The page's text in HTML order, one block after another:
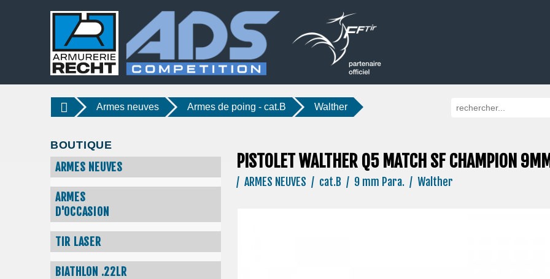
Armes neuves Armes de poing - cat.B Walther
BOUTIQUE
ARMES NEUVES
ARMES
D'OCCASION
TIR LASER
BIATHLON .22LR
PISTOLET WALTHER Q5 MATCH SF CHAMPION
/ ARMES NEUVES / cat.B / 9 mm Para. / Walther